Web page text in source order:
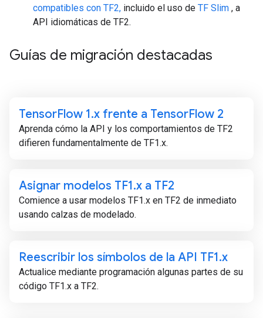
compatibles con TF2, incluido el uso de TF Slim , a
API idiomáticas de TF2.
Guías de migración destacadas
TensorFlow 1.x frente a TensorFlow 2
Aprenda cómo la API y los comportamientos de TF2
difieren fundamentalmente de TF1.x.
Asignar modelos TF1.x a TF2
Comience a usar modelos TF1.x en TF2 de inmediato
usando calzas de modelado.
Reescribir los símbolos de la API TF1.x
Actualice mediante programación algunas partes de su
código TF1.x a TF2.